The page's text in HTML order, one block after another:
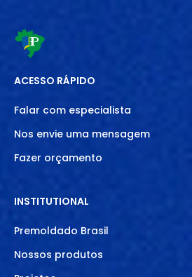
ACESSO RÁPIDO
Falar com especialista
Nos envie uma mensagem
Fazer orçamento
INSTITUTIONAL
Premoldado Brasil
Nossos produtos